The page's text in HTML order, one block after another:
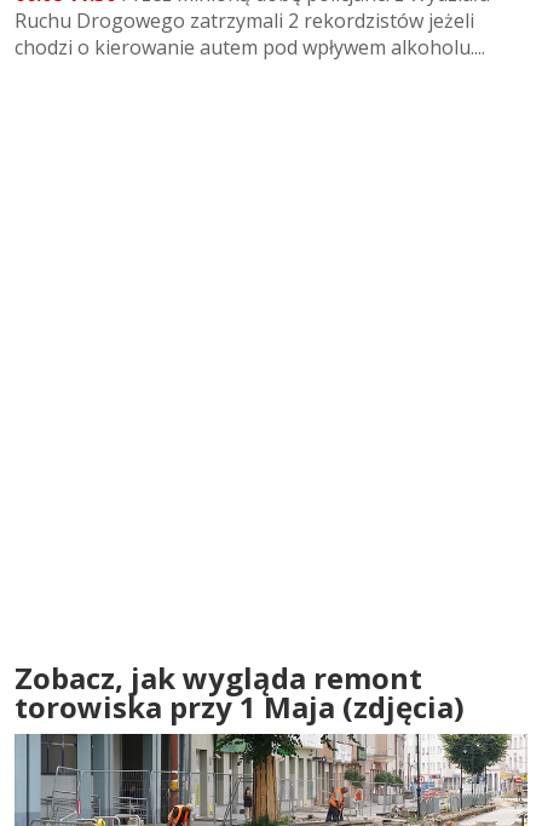
Ruchu Drogowego zatrzymali 2 rekordzistów jeżeli
chodzi o kierowanie autem pod wpływem alkoholu....
Zobacz, jak wygląda remont
torowiska przy 1 Maja (zdjęcia)